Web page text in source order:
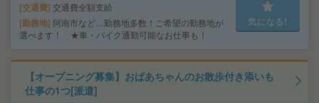
交通費 交通費全額支給
勤務地 阿南市など…勤務地多数！ご希望の勤務地が
選べます！ ★車・バイク通勤可能なお仕事も！
気になる!
【オープニング募集】おばあちゃんのお散歩付き添いも
仕事の1つ[派遣]